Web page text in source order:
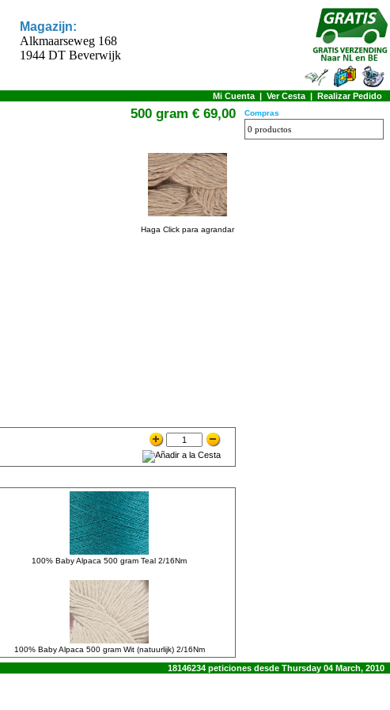
Magazijn:
Alkmaarseweg 168
1944 DT Beverwijk
Mi Cuenta | Ver Cesta | Realizar Pedido
500 gram € 69,00
Haga Click para agrandar
100% Baby Alpaca 500 gram Teal 2/16Nm
100% Baby Alpaca 500 gram Wit (natuurlijk) 2/16Nm
Compras
0 productos
18146234 peticiones desde Thursday 04 March, 2010